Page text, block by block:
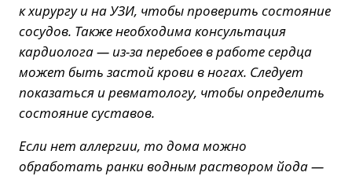
к хирургу и на УЗИ, чтобы проверить состояние
сосудов. Также необходима консультация
кардиолога — из-за перебоев в работе сердца
может быть застой крови в ногах. Следует
показаться и ревматологу, чтобы определить
состояние суставов.
Если нет аллергии, то дома можно
обработать ранки водным раствором йода —